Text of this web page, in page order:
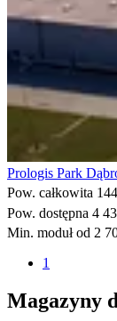
Prologis Park
Pow. całkowita
Pow. dostępna 4
Min. modułod 2
1
Magazyny